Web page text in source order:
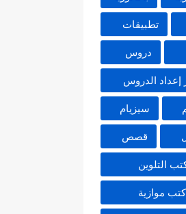
تطبيقات
دروس
إعداد الدروس
سيزيام
قصص
التلوين
كتب موازية